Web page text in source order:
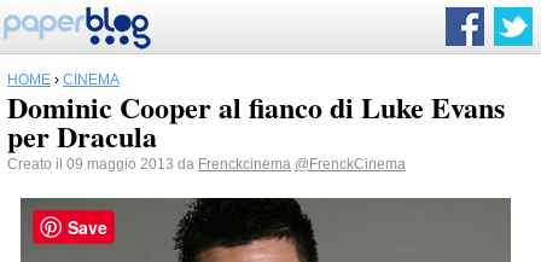
HOME › CINEMA
Dominic Cooper al fianco di Luke Evans
per Dracula
Creato il 09 maggio 2013 da Frenckcinema @FrenckCinema
Save